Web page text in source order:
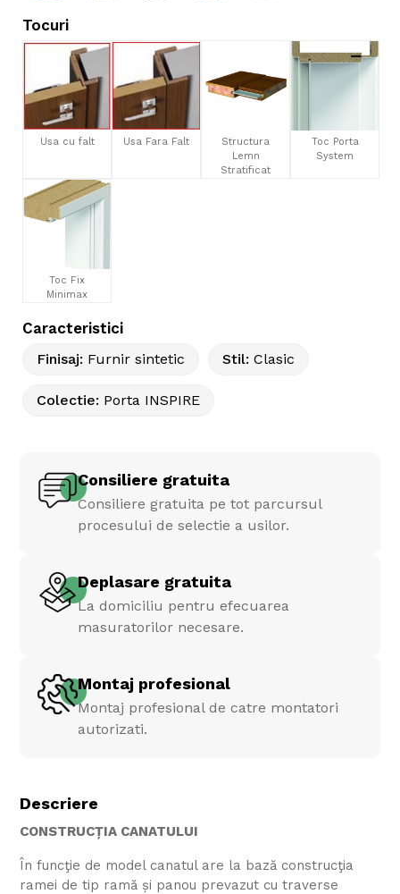
Tocuri
Usa cu falt Usa Fara Falt
Structura
Lemn
Stratificat
Toc Porta
System
Toc Fix
Minimax
Caracteristici
Finisaj: Furnir sintetic Stil:Clasic
Colectie: Porta INSPIRE
Consiliere gratuita
Consiliere gratuita pe tot parcursul
procesului de selectie a usilor.
Deplasare gratuita
La domiciliu pentru efecuarea
masuratorilor necesare.
Montaj profesional
Montaj profesional de catre montatori
autorizati.
Descriere
CONSTRUCȚIA CANATULUI
În funcţie de model canatul are la bază construcţia
ramei de tip ramă și panou prevazut cu traverse